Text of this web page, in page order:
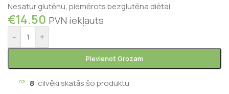
Nesatur glutēnu, piemērots bezglutēna diētai.
€14.50 PVN iekļauts
- +
Pievienot Grozam
8 cilvēki skatās šo produktu